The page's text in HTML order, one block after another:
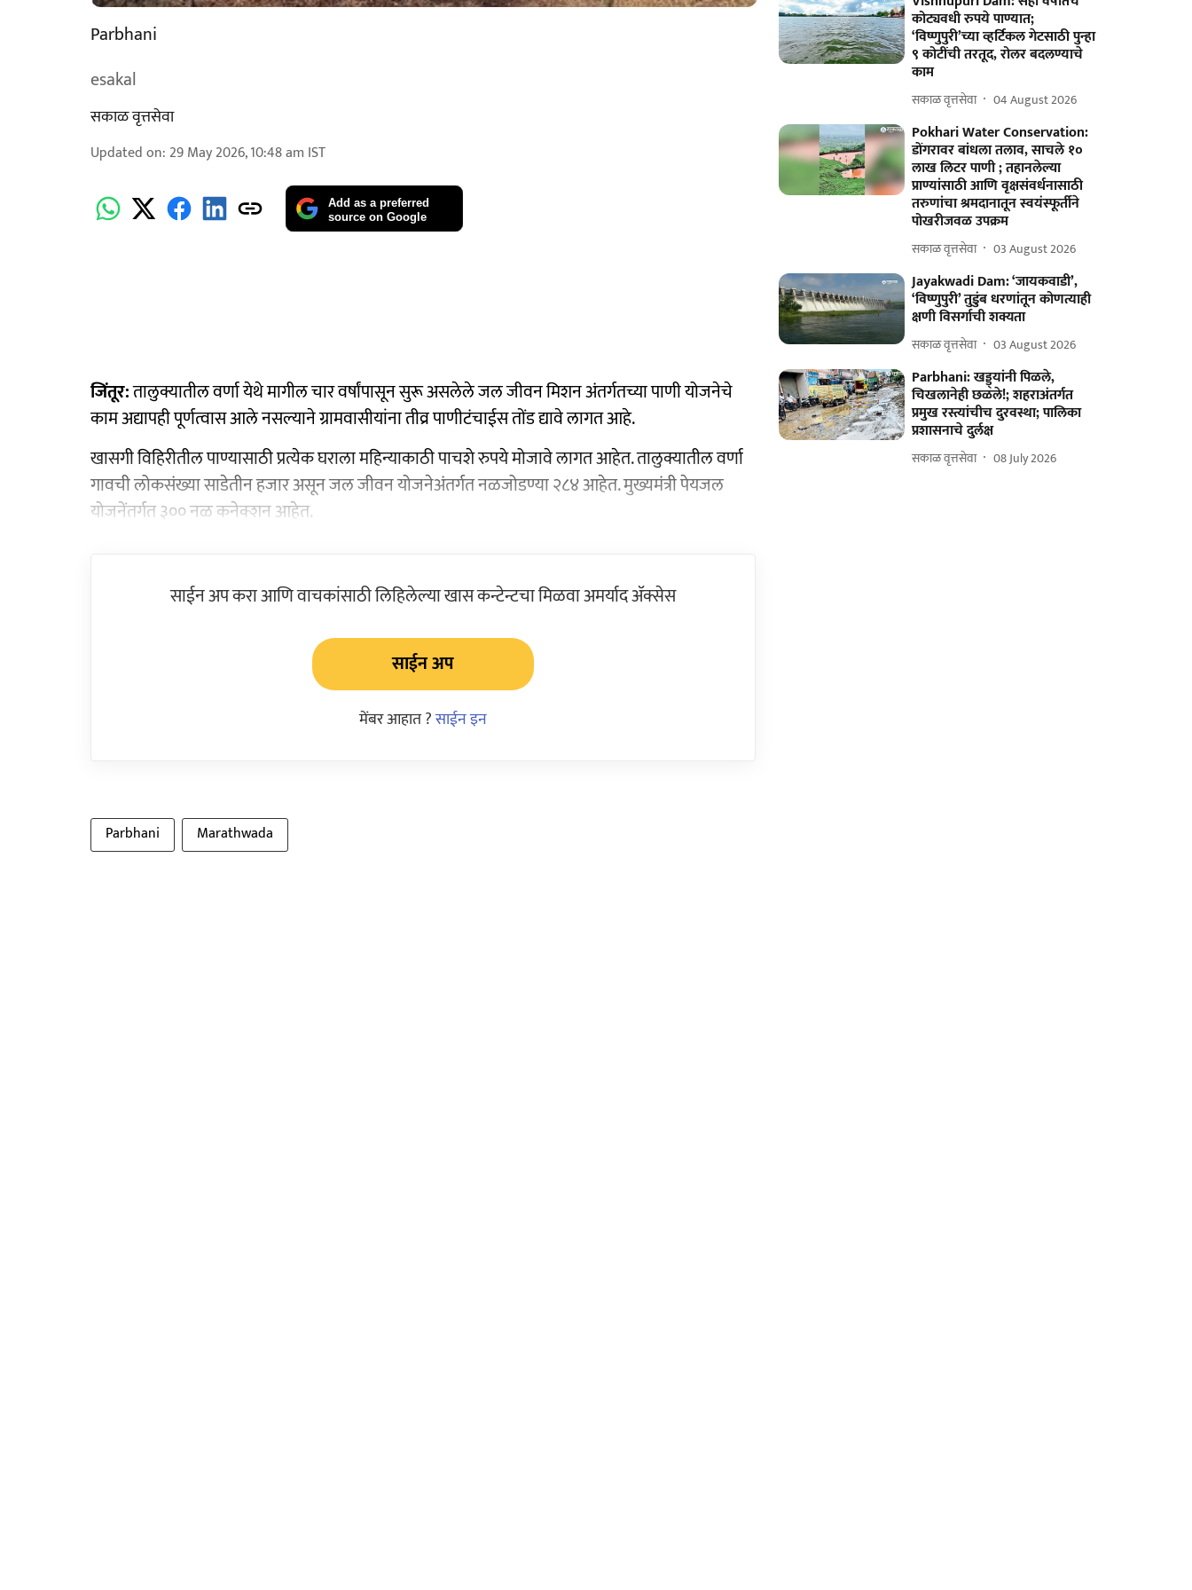
Parbhani
esakal
सकाळ वृत्तसेवा
Updated on: 29 May 2026, 10:48 am IST
Add as a preferred
source on Google
जिंतूर:तालुक्यातील वर्णा येथे मागील चार वर्षांपासून सुरू असलेले जल जीवन मिशन अंतर्गतच्या पाणी योजनेचे
काम अद्यापही पूर्णत्वास आले नसल्याने ग्रामवासीयांना तीव्र पाणीटंचाईस तोंड द्यावे लागत आहे.
खासगी विहिरीतील पाण्यासाठी प्रत्येक घराला महिन्याकाठी पाचशे रुपये मोजावे लागत आहेत. तालुक्यातील वर्णा
गावची लोकसंख्या साडेतीन हजार असून जल जीवन योजनेअंतर्गत नळजोडण्या २८४ आहेत. मुख्यमंत्री पेयजल
योजनेंतर्गत ३०० नळ कनेक्शन आहेत.
साईन अप करा आणि वाचकांसाठी लिहिलेल्या खास कन्टेन्टचा मिळवा अमर्याद ॲक्सेस
साईन अप
मेंबर आहात ?साईन इन
Parbhani Marathwada
कोट्यवधी रुपये पाण्यात;
‘विष्णुपुरी’च्या व्हर्टिकल गेटसाठी पुन्हा
९ कोटींची तरतूद, रोलर बदलण्याचे
काम
सकाळ वृत्तसेवा 04 August 2026
Pokhari Water Conservation:
डोंगरावर बांधला तलाव, साचले १०
लाख लिटर पाणी ; तहानलेल्या
प्राण्यांसाठी आणि वृक्षसंवर्धनासाठी
तरुणांचा श्रमदानातून स्वयंस्फूर्तीने
पोखरीजवळ उपक्रम
सकाळ वृत्तसेवा 03 August 2026
Jayakwadi Dam: ‘जायकवाडी’,
‘विष्णुपुरी’ तुडुंब धरणांतून कोणत्याही
क्षणी विसर्गाची शक्यता
सकाळ वृत्तसेवा 03 August 2026
Parbhani: खड्ड्यांनी पिळले,
चिखलानेही छळले!; शहराअंतर्गत
प्रमुख रस्त्यांचीच दुरवस्था; पालिका
प्रशासनाचे दुर्लक्ष
सकाळ वृत्तसेवा 08 July 2026